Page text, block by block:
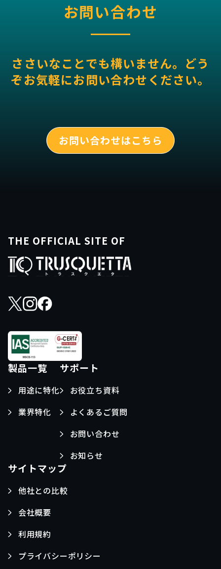
お問い合わせ
ささいなことでも構いません。どう
ぞお気軽にお問い合わせください。
お問い合わせはこちら
THE OFFICIAL SITE OF
製品一覧
用途に特化
業界特化
サポート
お役立ち資料
よくあるご質問
お問い合わせ
お知らせ
サイトマップ
他社との比較
会社概要
利用規約
プライバシーポリシー